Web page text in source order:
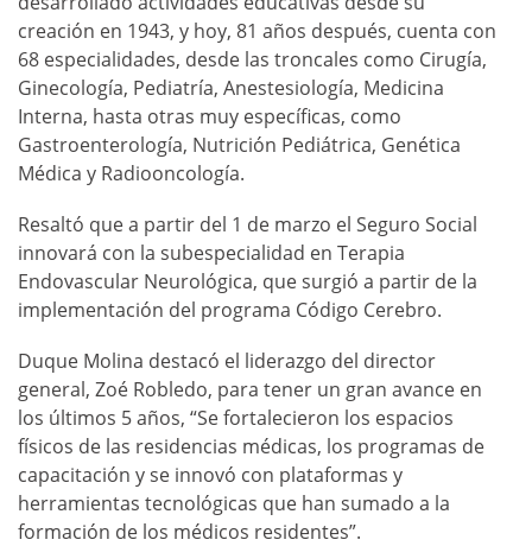
creación en 1943, y hoy, 81 años después, cuenta con
68 especialidades, desde las troncales como Cirugía,
Ginecología, Pediatría, Anestesiología, Medicina
Interna, hasta otras muy específicas, como
Gastroenterología, Nutrición Pediátrica, Genética
Médica y Radiooncología.
Resaltó que a partir del 1 de marzo el Seguro Social
innovará con la subespecialidad en Terapia
Endovascular Neurológica, que surgió a partir de la
implementación del programa Código Cerebro.
Duque Molina destacó el liderazgo del director
general, Zoé Robledo, para tener un gran avance en
los últimos 5 años, “Se fortalecieron los espacios
físicos de las residencias médicas, los programas de
capacitación y se innovó con plataformas y
herramientas tecnológicas que han sumado a la
formación de los médicos residentes”.